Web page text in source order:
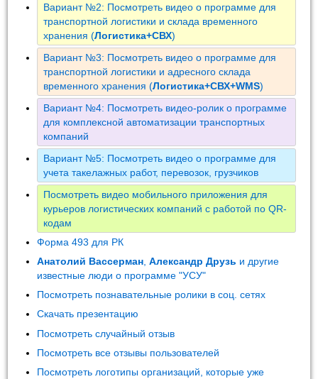
Вариант №2: Посмотреть видео о программе для
транспортной логистики и склада временного
хранения (Логистика+СВХ)
Вариант №3: Посмотреть видео о программе для
транспортной логистики и адресного склада
временного хранения (Логистика+СВХ+WMS)
Вариант №4: Посмотреть видео-ролик о программе
для комплексной автоматизации транспортных
компаний
Вариант №5: Посмотреть видео о программе для
учета такелажных работ, перевозок, грузчиков
Посмотреть видео мобильного приложения для
курьеров логистических компаний с работой по QR-
кодам
Форма 493 для РК
Анатолий Вассерман ,Александр Друзь и другие
известные люди о программе "УСУ"
Посмотреть познавательные ролики в соц. сетях
Скачать презентацию
Посмотреть случайный отзыв
Посмотреть все отзывы пользователей
Посмотреть логотипы организаций, которые уже